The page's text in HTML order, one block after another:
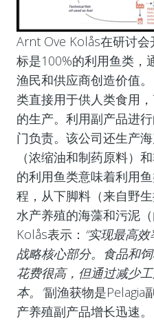
Arnt Ove Kolås在研讨会
标是100%的利用鱼类，
渔民和供应商创造价值
类直接用于供人类食用
的生产。利用副产品进
门负责。该公司还生产
（浓缩油和制药原料）
的利用鱼类意味着利用
程，从下脚料（来自野
水产养殖的海藻和污泥（
Kolås表示： “实现最高
战略核心部分。食品和
花费很高，但通过减少
本。”副渔获物是Pelagia
产养殖副产品增长迅速。